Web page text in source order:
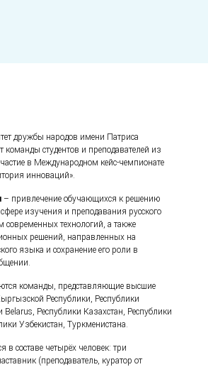
дружбы народов имени Патриса
студентов и преподавателей из
в Международном кейс-чемпионате
инноваций».
– привлечение обучающихся к решению
изучения и преподавания русского
современных технологий, а также
решений, направленных на
языка и сохранение его роли в
команды, представляющие высшие
Республики, Республики
Республики Казахстан, Республики
Узбекистан, Туркменистана.
в составе четырёх человек: три
(преподаватель, куратор от